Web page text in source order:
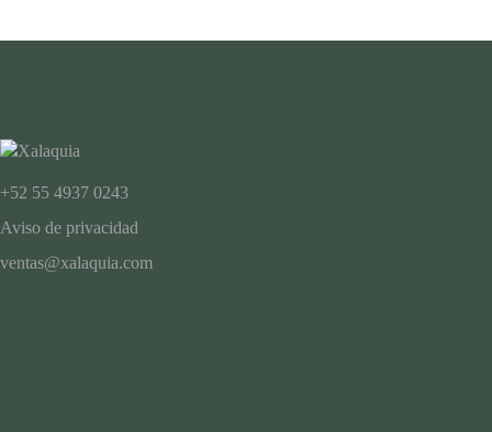
+52 55 4937 0243
Aviso de privacidad
ventas@xalaquia.com